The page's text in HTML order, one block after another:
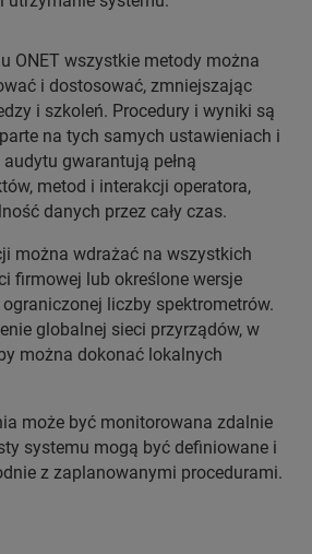
ONET wszystkie metody można
i dostosować, zmniejszając
i szkoleń. Procedury i wyniki są
na tych samych ustawieniach i
gwarantują pełną
metod i interakcji operatora,
danych przez cały czas.
można wdrażać na wszystkich
firmowej lub określone wersje
liczby spektrometrów.
globalnej sieci przyrządów, w
można dokonać lokalnych
może być monitorowana zdalnie
systemu mogą być definiowane i
z zaplanowanymi procedurami.